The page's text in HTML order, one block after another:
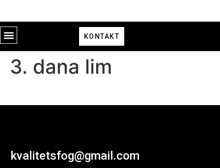
KONTAKT
3. dana lim
kvalitetsfog@gmail.com